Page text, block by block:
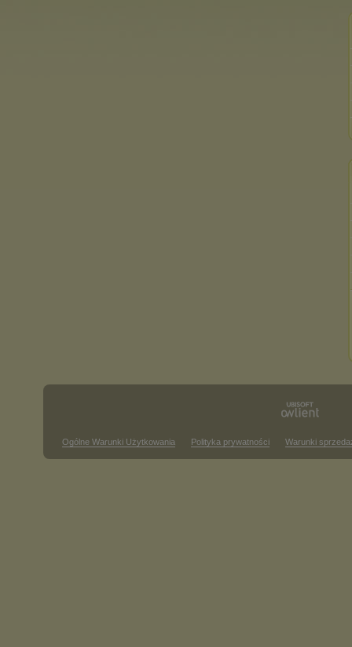
Ogólne Warunki Użytkowania Polityka prywatności Warunki